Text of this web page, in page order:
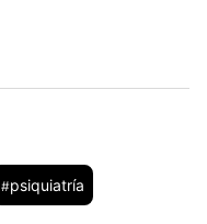
#psiquiatría